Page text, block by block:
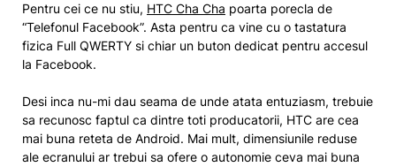
Pentru cei ce nu stiu, HTC Cha Cha poarta porecla de
“Telefonul Facebook”. Asta pentru ca vine cu o tastatura
fizica Full QWERTY si chiar un buton dedicat pentru accesul
la Facebook.
Desi inca nu-mi dau seama de unde atata entuziasm, trebuie
sa recunosc faptul ca dintre toti producatorii, HTC are cea
mai buna reteta de Android. Mai mult, dimensiunile reduse
ale ecranului ar trebui sa ofere o autonomie ceva mai buna